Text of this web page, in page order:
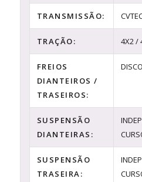
TRANSMISSÃO:
TRAÇÃO: 4X2 /
FREIOS
DIANTEIROS /
TRASEIROS:
SUSPENSÃO
DIANTEIRAS:
SUSPENSÃO
TRASEIRA: